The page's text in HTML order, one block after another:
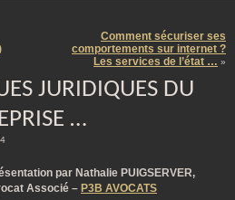
Comment sécuriser ses
comportements sur internet ?
Les services de l’état … »
JURIDIQUES DU
…
par Nathalie PUIGSERVER,
Associé – P3B AVOCATS